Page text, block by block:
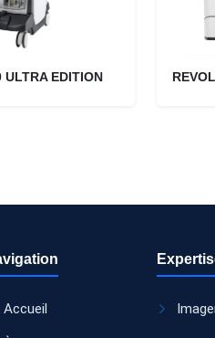
EDITION
Accueil